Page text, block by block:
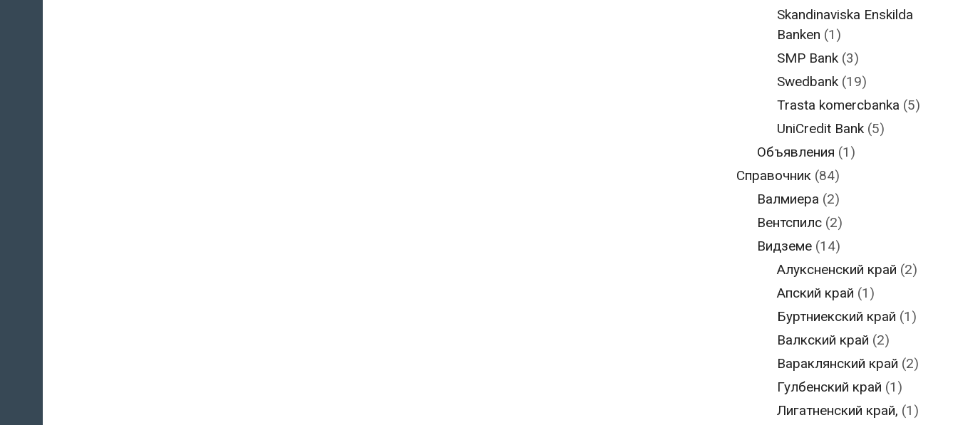
Skandinaviska Enskilda
Banken (1)
SMP Bank (3)
Swedbank (19)
Trasta komercbanka (5)
UniCredit Bank (5)
Объявления (1)
Справочник (84)
Валмиера (2)
Вентспилс(2)
Видземе(14)
Алуксненский край (2)
Апский край (1)
Буртниекский край (1)
Валкский край (2)
Вараклянский край (2)
Гулбенский край (1)
Лигатненский край, (1)